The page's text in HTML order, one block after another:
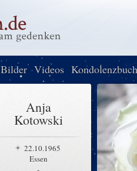
Bilder Videos Kondolenzbuch
Anja
Kotowski
22.10.1965
Essen